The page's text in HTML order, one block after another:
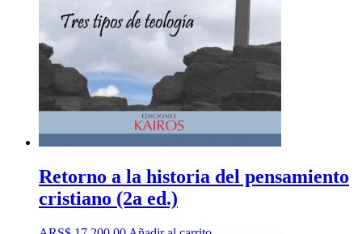
Retorno a la historia del pensamiento
cristiano (2a ed.)